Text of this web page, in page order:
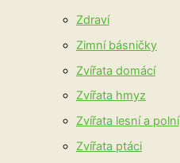
Zdraví
Zimní básničky
Zvířata domácí
Zvířata hmyz
Zvířata lesní a polní
Zvířata ptáci